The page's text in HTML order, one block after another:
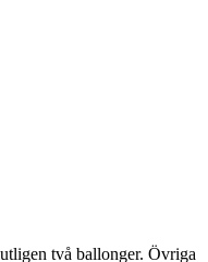
två ballonger. Övriga